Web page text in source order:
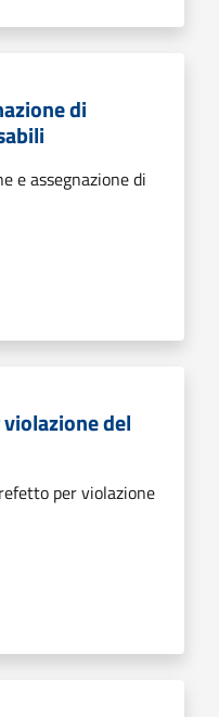
di
e assegnazione di
del
per violazione